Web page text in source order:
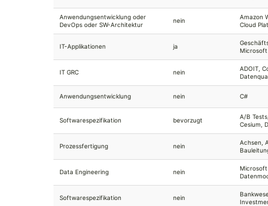
Anwendungsentwicklung oder
DevOps oder SW-Architektur
nein
Amazon
Cloud
IT-Applikationen ja
IT GRC nein
ADOIT,
Anwendungsentwicklung nein C#
Softwarespezifikation bevorzugt
A/B
Cesium,
Prozessfertigung nein
Achsen,
Data Engineering nein
Microsoft
Softwarespezifikation nein